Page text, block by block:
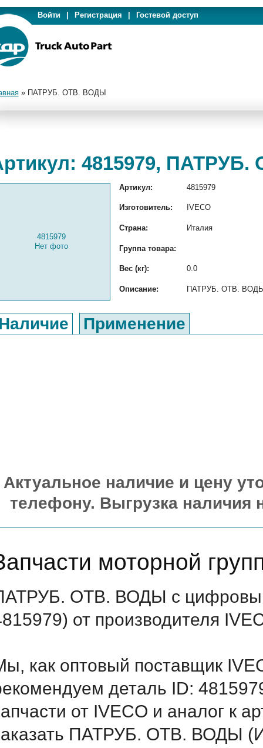
Войти Регистрация Гостевой доступ
» ПАТРУБ. ОТВ. ВОДЫ
4815979,
4815979
Нет фото
Артикул: 4815979
Изготовитель: IVECO
Страна: Италия
Группа товара:
Вес (кг): 0.0
Описание: ПАТРУБ. ОТВ. ВОДЫ
Применение
Актуальное наличие и цену
телефону. Выгрузка наличия
моторной
ОТВ. ВОДЫ с
от производителя
как оптовый поставщик
деталь ID:
от IVECO и аналог к
ПАТРУБ. ОТВ. ВОДЫ